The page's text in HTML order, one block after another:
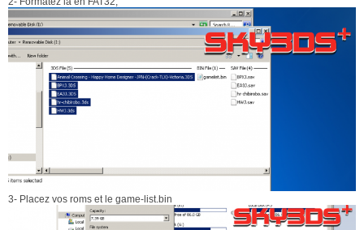
3- Placez vos roms et le game-list.bin